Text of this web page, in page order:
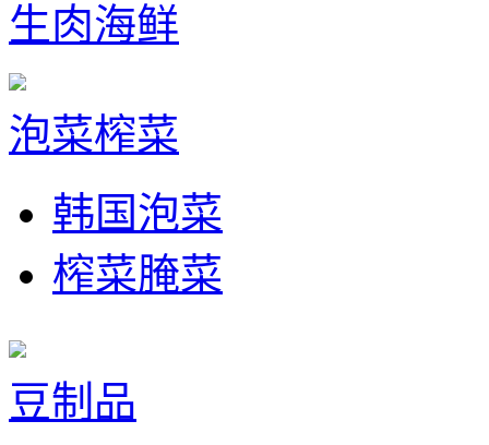
生肉海鲜
泡菜榨菜
韩国泡菜
榨菜腌菜
豆制品